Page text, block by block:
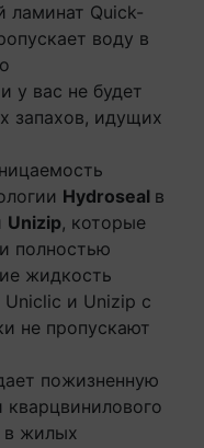
ламинат Quick-
воду в
у вас не будет
запахов, идущих
Hydroseal в
Unizip, которые
полностью
жидкость
и Unizip с
не пропускают
пожизненную
кварцвинилового
в жилых